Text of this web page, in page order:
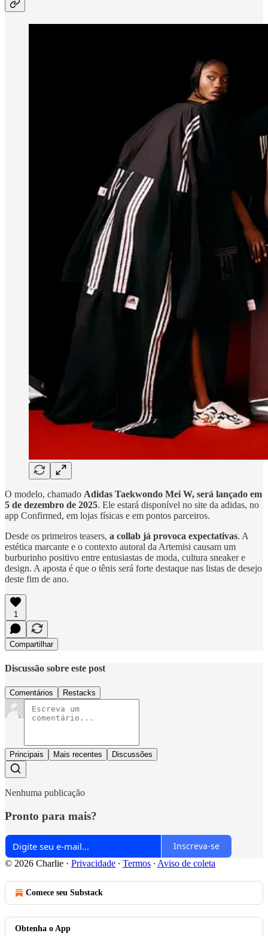
O modelo, chamado Adidas Taekwondo Mei W, será lançado em
5 de dezembro de 2025. Ele estará disponível no site da adidas, no
app Confirmed, em lojas físicas e em pontos parceiros.
Desde os primeiros teasers, a collab já provoca expectativas. A
estética marcante e o contexto autoral da Artemisi causam um
burburinho positivo entre entusiastas de moda, cultura sneaker e
design. A aposta é que o tênis será forte destaque nas listas de desejo
deste fim de ano.
1
Compartilhar
Discussão sobre este post
Comentários Restacks
Principais Mais recentes Discussões
Nenhuma publicação
Pronto para mais?
Inscreva-se
© 2026 Charlie · Privacidade ∙ Termos ∙ Aviso de coleta
Comece seu Substack
Obtenha o App